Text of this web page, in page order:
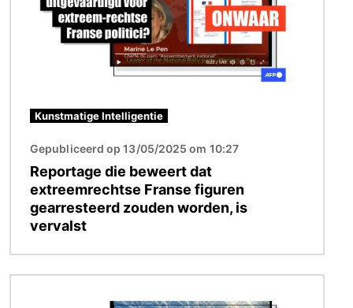
Kunstmatige Intelligentie
Gepubliceerd op 13/05/2025 om 10:27
Reportage die beweert dat
extreemrechtse Franse figuren
gearresteerd zouden worden, is
vervalst